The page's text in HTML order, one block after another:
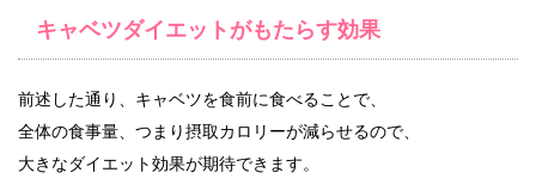
キャベツダイエットがもたらす効果
前述した通り、キャベツを食前に食べることで、
全体の食事量、つまり摂取カロリーが減らせるので、
大きなダイエット効果が期待できます。